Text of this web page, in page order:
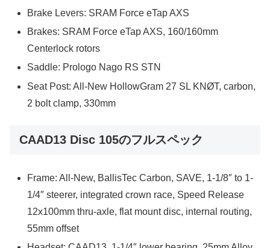
Brake Levers: SRAM Force eTap AXS
Brakes: SRAM Force eTap AXS, 160/160mm
Centerlock rotors
Saddle: Prologo Nago RS STN
Seat Post: All-New HollowGram 27 SL KNØT, carbon,
2 bolt clamp, 330mm
CAAD13 Disc 105のフルスペック
Frame: All-New, BallisTec Carbon, SAVE, 1-1/8″ to 1-
1/4″ steerer, integrated crown race, Speed Release
12x100mm thru-axle, flat mount disc, internal routing,
55mm offset